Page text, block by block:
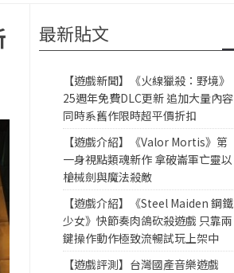
最新貼文
【遊戲新聞】《火線獵殺：野境》
25週年免費DLC更新 追加大量內容
同時系舊作限時超平價折扣
【遊戲介紹】《Valor Mortis》第
一身視點類魂新作 拿破崙軍亡靈以
槍械劍與魔法殺敵
【遊戲介紹】《Steel Maiden 鋼鐵
少女》快節奏肉鴿砍殺遊戲 只靠兩
鍵操作動作極致流暢試玩上架中
【遊戲評測】台灣國產音樂遊戲